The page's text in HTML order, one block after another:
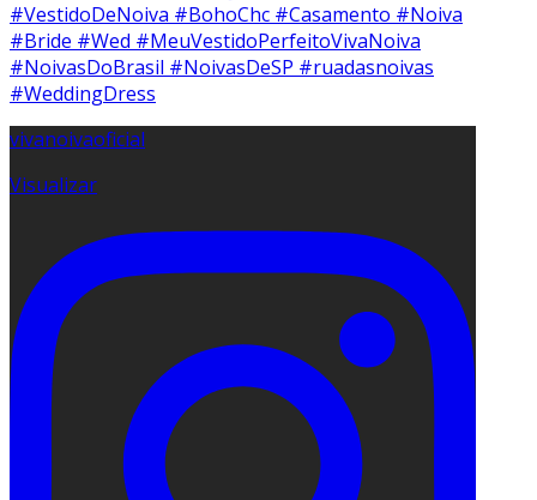
vivanoivaoficial
Visualizar